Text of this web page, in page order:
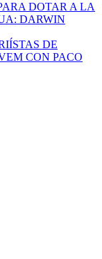
DOTAR A LA
DARWIN
DE
CON PACO